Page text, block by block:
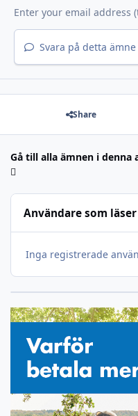
Svara på detta ämne
Share
Gå till alla ämnen i denna
Användare som
Inga registrerade